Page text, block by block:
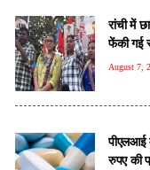
रांची में
फेंकी गई
August 7,
पीएलआई
रुपए की